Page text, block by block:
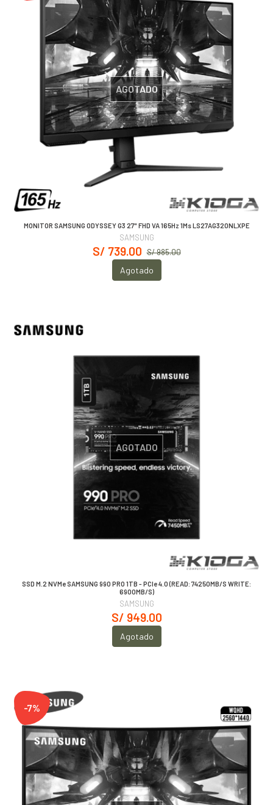
AGOTADO
MONITOR SAMSUNG ODYSSEY G3 27" FHD VA 165Hz 1Ms LS27AG320NLXPE
SAMSUNG
S/ 985.00
S/ 739.00
Agotado
AGOTADO
SSD M.2 NVMe SAMSUNG 990 PRO 1TB - PCIe 4.0 (READ: 74250MB/S WRITE:
6900MB/S)
SAMSUNG
S/ 949.00
Agotado
-7%